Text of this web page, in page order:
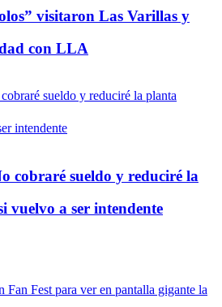
visitaron Las Varillas y
con LLA
cobraré sueldo y reduciré la
vuelvo a ser intendente